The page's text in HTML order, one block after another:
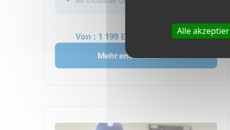
Immersion für eine oder zwei Wochen
erleben. Wählt euer bestes Sommercamp
in Frankreich!
Von : 1 199 EUR ~ 1 390 USD
Mehr entdecken
Alle